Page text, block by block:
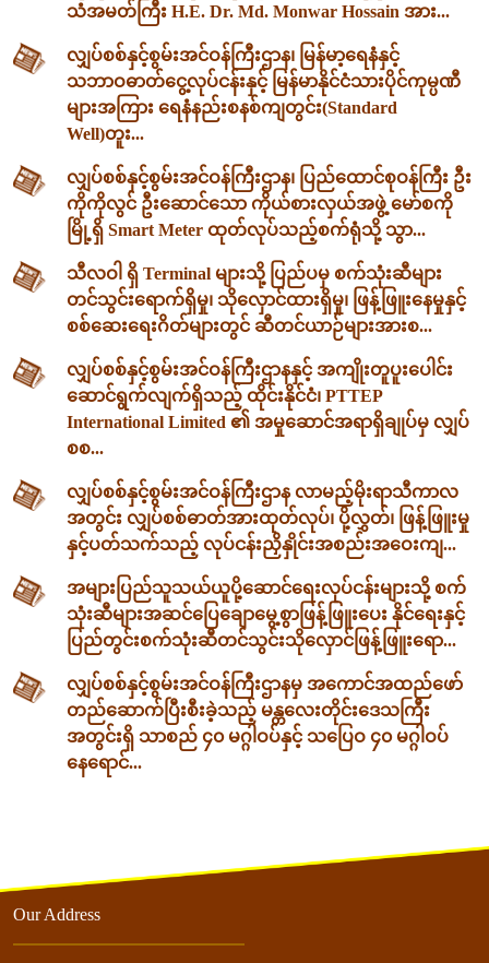
သံအမတ်ကြီး H.E. Dr. Md. Monwar Hossain အား...
လျှပ်စစ်နှင့်စွမ်းအင်ဝန်ကြီးဌာန၊ မြန်မာ့ရေနံနှင့်
သဘာဝဓာတ်ငွေ့လုပ်ငန်းနှင့် မြန်မာနိုင်ငံသားပိုင်ကုမ္ပဏီ
များအကြား ရေနံနည်းစနစ်ကျတွင်း(Standard
Well)တူး...
လျှပ်စစ်နှင့်စွမ်းအင်ဝန်ကြီးဌာန၊ ပြည်ထောင်စုဝန်ကြီး ဦး
ကိုကိုလွင် ဦးဆောင်သော ကိုယ်စားလှယ်အဖွဲ့ မော်စကို
မြို့ရှိ Smart Meter ထုတ်လုပ်သည့်စက်ရုံသို့ သွာ...
သီလဝါ ရှိ Terminal များသို့ ပြည်ပမှ စက်သုံးဆီများ
တင်သွင်းရောက်ရှိမှု၊ သိုလှောင်ထားရှိမှု၊ ဖြန့်ဖြူးနေမှုနှင့်
စစ်ဆေးရေးဂိတ်များတွင် ဆီတင်ယာဉ်များအားစ...
လျှပ်စစ်နှင့်စွမ်းအင်ဝန်ကြီးဌာနနှင့် အကျိုးတူပူးပေါင်း
ဆောင်ရွက်လျက်ရှိသည့် ထိုင်းနိုင်ငံ၊ PTTEP
International Limited ၏ အမှုဆောင်အရာရှိချုပ်မှ လျှပ်
စစ...
လျှပ်စစ်နှင့်စွမ်းအင်ဝန်ကြီးဌာန လာမည့်မိုးရာသီကာလ
အတွင်း လျှပ်စစ်ဓာတ်အားထုတ်လုပ်၊ ပို့လွှတ်၊ ဖြန့်ဖြူးမှု
နှင့်ပတ်သက်သည့် လုပ်ငန်းညှိနှိုင်းအစည်းအဝေးကျ...
အများပြည်သူသယ်ယူပို့ဆောင်ရေးလုပ်ငန်းများသို့ စက်
သုံးဆီများအဆင်ပြေချောမွေ့စွာဖြန့်ဖြူးပေး နိုင်ရေးနှင့်
ပြည်တွင်းစက်သုံးဆီတင်သွင်းသိုလှောင်ဖြန့်ဖြူးရော...
လျှပ်စစ်နှင့်စွမ်းအင်ဝန်ကြီးဌာနမှ အကောင်အထည်ဖော်
တည်ဆောက်ပြီးစီးခဲ့သည့် မန္တလေးတိုင်းဒေသကြီး
အတွင်းရှိ သာစည် ၄၀ မဂ္ဂါဝပ်နှင့် သပြေဝ ၄၀ မဂ္ဂါဝပ်
နေရောင်...
Our Address